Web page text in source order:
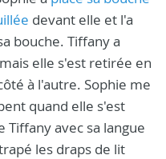
devant elle et l'a
bouche. Tiffany a
elle s'est retirée en
à l'autre. Sophie me
quand elle s'est
Tiffany avec sa langue
les draps de lit